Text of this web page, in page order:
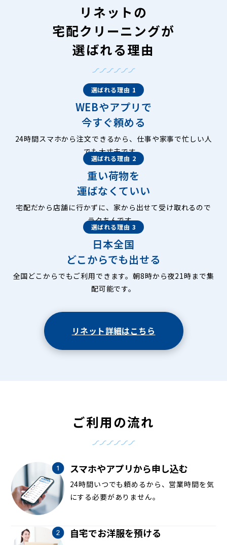
リネットの
宅配クリーニングが
選ばれる理由
選ばれる理由 1
WEBやアプリで
今すぐ頼める
24時間スマホから注文できるから、仕事や家事で忙しい人
でも大丈夫です。
選ばれる理由 2
重い荷物を
運ばなくていい
宅配だから店舗に行かずに、家から出せて受け取れるので
ラクちんです。
選ばれる理由 3
日本全国
どこからでも出せる
全国どこからでもご利用できます。朝8時から夜21時まで集
配可能です。
リネット詳細はこちら
ご利用の流れ
スマホやアプリから申し込む
24時間いつでも頼めるから、営業時間を気
にする必要がありません。
自宅でお洋服を預ける